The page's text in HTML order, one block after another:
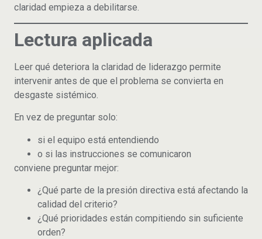
claridad empieza a debilitarse.
Lectura aplicada
Leer qué deteriora la claridad de liderazgo permite
intervenir antes de que el problema se convierta en
desgaste sistémico.
En vez de preguntar solo:
si el equipo está entendiendo
o si las instrucciones se comunicaron
conviene preguntar mejor:
¿Qué parte de la presión directiva está afectando la
calidad del criterio?
¿Qué prioridades están compitiendo sin suficiente
orden?